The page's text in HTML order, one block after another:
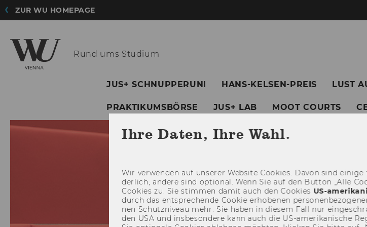
ZUR WU HOMEPAGE
Rund ums Studium
JUS+ SCHNUPPERUNI HANS-KELSEN-PREIS LUST
PRAKTIKUMSBÖRSE JUS+ LAB MOOT COURTS
Ihre Daten, Ihre Wahl.
Wir ver­wen­den auf un­se­rer Web­site Coo­kies. Davon sind
der­lich, an­de­re sind op­tio­nal. Wenn Sie auf den But­ton „Alle
Coo­kies zu. Sie stim­men damit auch den Coo­kies US-​
durch das ent­spre­chen­de Coo­kie er­ho­be­nen
nen Schutz­ni­veau mehr. Sie haben in die­sem Fall nur
den USA und ins­be­son­de­re kann auch die US-​amerikanische